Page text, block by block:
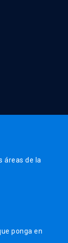
áreas de la
ponga en